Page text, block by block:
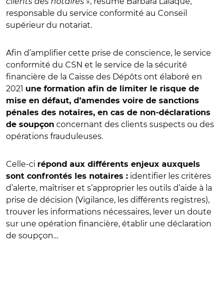
responsable du service conformité au Conseil
supérieur du notariat.
Afin d’amplifier cette prise de conscience, le service
conformité du CSN et le service de la sécurité
financière de la Caisse des Dépôts ont élaboré en
2021 une formation afin de limiter le risque de
mise en défaut, d’amendes voire de sanctions
pénales des notaires, en cas de non-déclarations
de soupçon concernant des clients suspects ou des
opérations frauduleuses.
Celle-ci répond aux différents enjeux auxquels
sont confrontés les notaires : identifier les critères
d’alerte, maîtriser et s’approprier les outils d’aide à la
prise de décision (Vigilance, les différents registres),
trouver les informations nécessaires, lever un doute
sur une opération financière, établir une déclaration
de soupçon…